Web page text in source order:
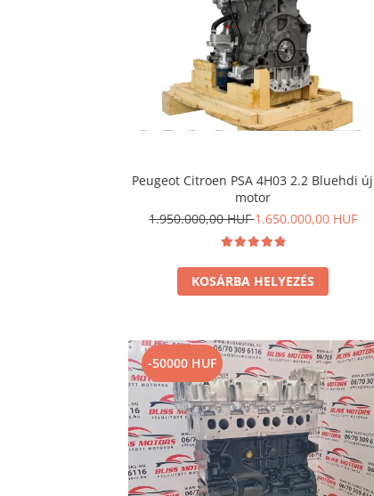
Peugeot Citroen PSA 4H03 2.2 Bluehdi új
motor
1.950.000,00 HUF1.650.000,00 HUF
KOSÁRBA HELYEZÉS
-50000 HUF